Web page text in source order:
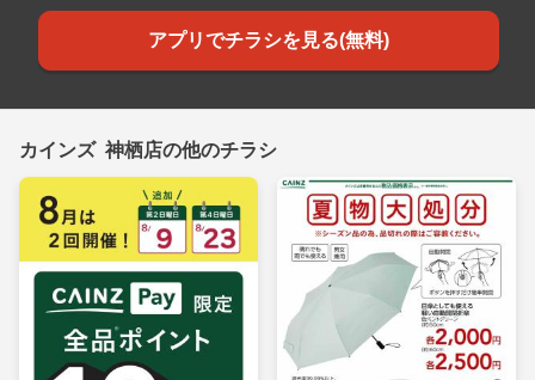
アプリでチラシを見る(無料)
カインズ 神栖店の他のチラシ